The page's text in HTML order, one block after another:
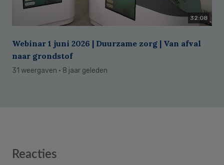
32:08
Webinar 1 juni 2026 | Duurzame zorg | Van afval
naar grondstof
31 weergaven · 8 jaar geleden
Reader
Reacties